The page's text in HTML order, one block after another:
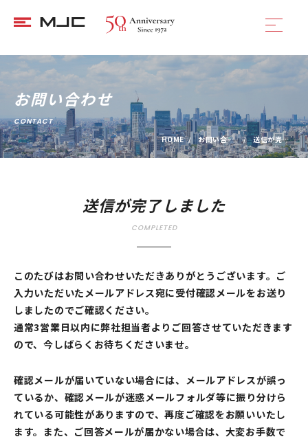
お問い合わせ
CONTACT
HOME
お問い合わせ 送信が完了しました
送信が完了しました
COMPLETED
このたびはお問い合わせいただきありがとうございます。ご
入力いただいたメールアドレス宛に受付確認メールをお送り
しましたのでご確認ください。
通常3営業日以内に弊社担当者よりご回答させていただきます
ので、今しばらくお待ちくださいませ。
確認メールが届いていない場合には、メールアドレスが誤っ
ているか、確認メールが迷惑メールフォルダ等に振り分けら
れている可能性がありますので、再度ご確認をお願いいたし
ます。また、ご回答メールが届かない場合は、大変お手数で